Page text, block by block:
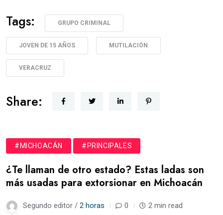
Tags: GRUPO CRIMINAL
JOVEN DE 15 AÑOS MUTILACIÓN
VERACRUZ
Share:
#MICHOACÁN #PRINCIPALES
¿Te llaman de otro estado? Estas ladas son
más usadas para extorsionar en Michoacán
Segundo editor / 2 horas 0 2 min read